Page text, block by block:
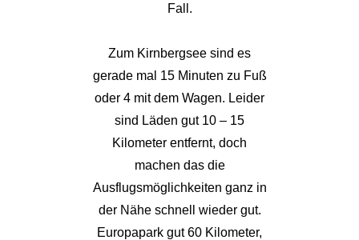
Fall.
Zum Kirnbergsee sind es
gerade mal 15 Minuten zu Fuß
oder 4 mit dem Wagen. Leider
sind Läden gut 10 – 15
Kilometer entfernt, doch
machen das die
Ausflugsmöglichkeiten ganz in
der Nähe schnell wieder gut.
Europapark gut 60 Kilometer,